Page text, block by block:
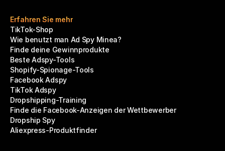
Erfahren Sie mehr
TikTok-Shop
Wie benutzt man Ad Spy Minea?
Finde deine Gewinnprodukte
Beste Adspy-Tools
Shopify-Spionage-Tools
Facebook Adspy
TikTok Adspy
Dropshipping-Training
Finde die Facebook-Anzeigen der Wettbewerber
Dropship Spy
Aliexpress-Produktfinder